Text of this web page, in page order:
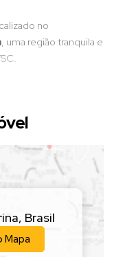
no
, uma região tranquila e
localização e
, Brasil
Mapa